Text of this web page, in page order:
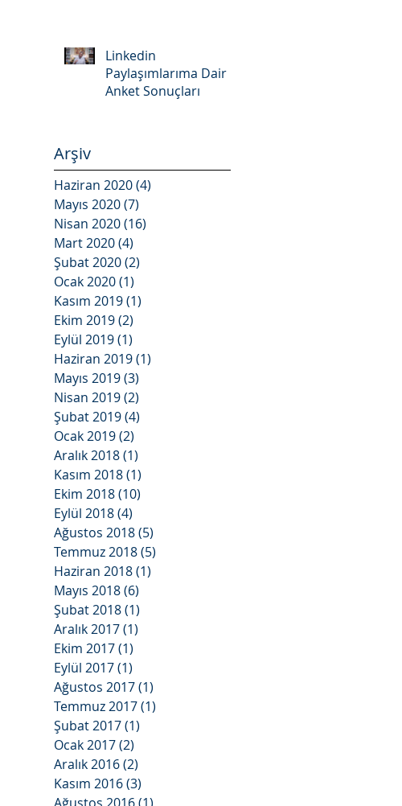
Linkedin
Paylaşımlarıma Dair
Anket Sonuçları
Arşiv
Haziran 2020(4)
Mayıs 2020(7)
Nisan 2020(16)
Mart 2020(4)
Şubat 2020(2)
Ocak 2020(1)
Kasım 2019(1)
Ekim 2019(2)
Eylül 2019(1)
Haziran 2019(1)
Mayıs 2019(3)
Nisan 2019(2)
Şubat 2019(4)
Ocak 2019(2)
Aralık 2018(1)
Kasım 2018(1)
Ekim 2018(10)
Eylül 2018(4)
Ağustos 2018(5)
Temmuz 2018(5)
Haziran 2018(1)
Mayıs 2018(6)
Şubat 2018(1)
Aralık 2017(1)
Ekim 2017(1)
Eylül 2017(1)
Ağustos 2017(1)
Temmuz 2017(1)
Şubat 2017(1)
Ocak 2017(2)
Aralık 2016(2)
Kasım 2016(3)
Ağustos 2016(1)